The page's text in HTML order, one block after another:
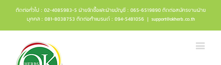
ติดต่อทั่วไป : 02-4085983-5 ฝ่ายจัดซื้อและฝ่ายบัญชี : 065-6519890 ติดต่อสมัครงานฝ่าย
บุคคล : 081-8038753 ติดต่อทำแบรนด์ : 094-5481056 | support@okherb.co.th